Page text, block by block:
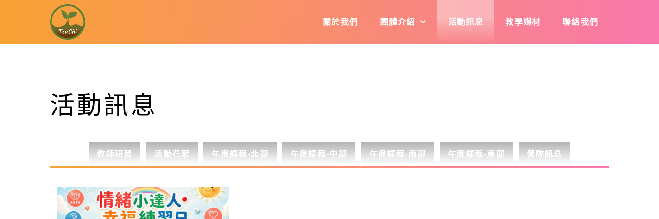
關於我們 團體介紹 活動訊息 教學媒材 聯絡我們
活動訊息
教師研習 活動花絮 年度課程-北部 年度課程-中部 年度課程-南部 年度課程-東部 營隊訊息